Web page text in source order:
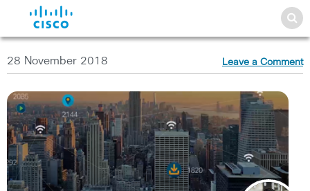
28 November 2018 Leave a Comment